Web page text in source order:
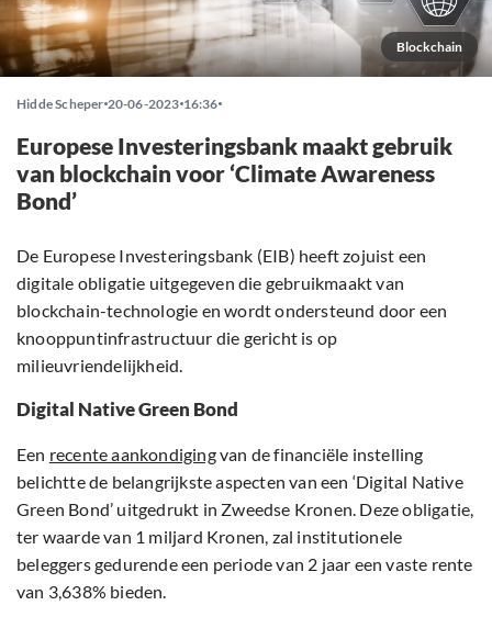
Blockchain
Hidde Scheper 20-06-2023 16:36
Europese Investeringsbank maakt gebruik
van blockchain voor ‘Climate Awareness
Bond’
De Europese Investeringsbank (EIB) heeft zojuist een
digitale obligatie uitgegeven die gebruikmaakt van
blockchain-technologie en wordt ondersteund door een
knooppuntinfrastructuur die gericht is op
milieuvriendelijkheid.
Digital Native Green Bond
Een recente aankondigingvan de financiële instelling
belichtte de belangrijkste aspecten van een ‘Digital Native
Green Bond’ uitgedrukt in Zweedse Kronen. Deze obligatie,
ter waarde van 1 miljard Kronen, zal institutionele
beleggers gedurende een periode van 2 jaar een vaste rente
van 3,638% bieden.